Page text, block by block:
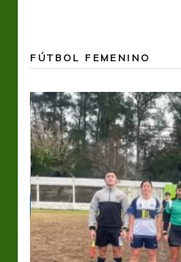
FÚTBOL FEMENINO